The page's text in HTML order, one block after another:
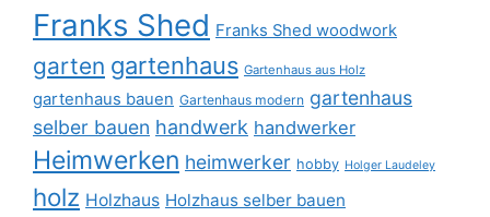
Franks Shed Franks Shed woodwork
garten gartenhaus Gartenhaus aus Holz
gartenhaus bauen Gartenhaus modern gartenhaus
selber bauen handwerk handwerker
Heimwerken heimwerker hobby Holger Laudeley
holz Holzhaus Holzhaus selber bauen